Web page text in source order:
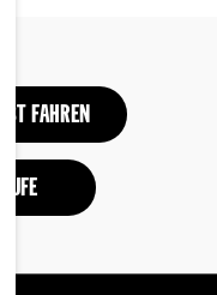
FAHREN